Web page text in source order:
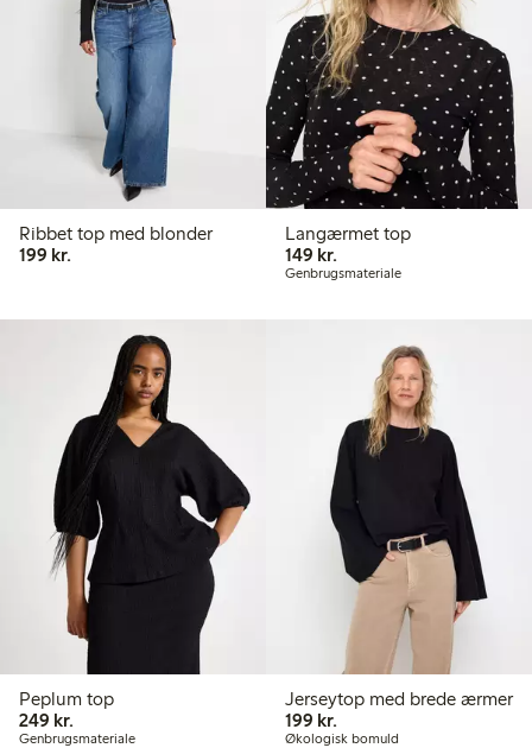
Ribbet top med blonder
199 kr.
Langærmet top
149 kr.149,00 kr.
Genbrugsmateriale
Peplum top
249 kr.
Genbrugsmateriale
Jerseytop med brede ærmer
199 kr.199,00 kr.
Økologisk bomuld